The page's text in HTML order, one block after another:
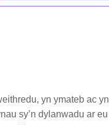
yn ymateb ac yn
sy’n dylanwadu ar eu